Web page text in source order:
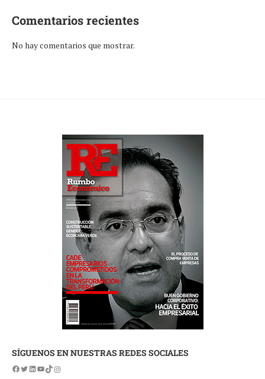
Comentarios recientes
No hay comentarios que mostrar.
SÍGUENOS EN NUESTRAS REDES SOCIALES